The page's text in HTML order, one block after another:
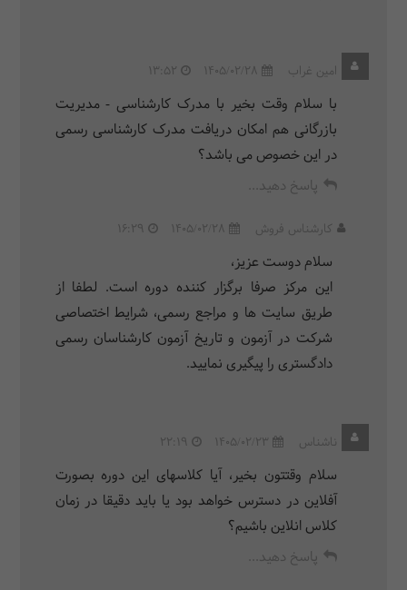
امین غراب 1405/02/28
13:52
با سلام وقت بخیر با مدرک کارشناسی - مدیریت
بازرگانی هم امکان دریافت مدرک کارشناسی رسمی
در این خصوص می باشد؟
پاسخ دهید...
کارشناس فروش 1405/02/28
16:29
سلام دوست عزیز،
این مرکز صرفا برگزار کننده دوره است. لطفا از
طریق سایت ها و مراجع رسمی، شرایط اختصاصی
شرکت در آزمون و تاریخ آزمون کارشناسان رسمی
دادگستری را پیگیری نمایید.
ناشناس 1405/02/23
22:19
سلام وقتتون بخیر، آیا کلاسهای این دوره بصورت
آفلاین در دسترس خواهد بود یا باید دقیقا در زمان
کلاس انلاین باشیم؟
پاسخ دهید...